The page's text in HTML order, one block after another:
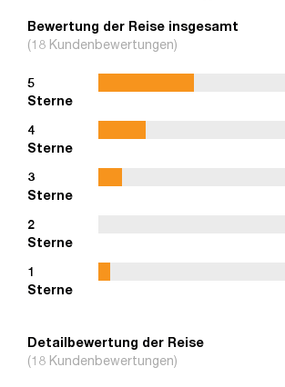
Bewertung der Reise insgesamt
(18 Kundenbewertungen)
5
Sterne
4
Sterne
3
Sterne
2
Sterne
1
Sterne
Detailbewertung der Reise
(18 Kundenbewertungen)